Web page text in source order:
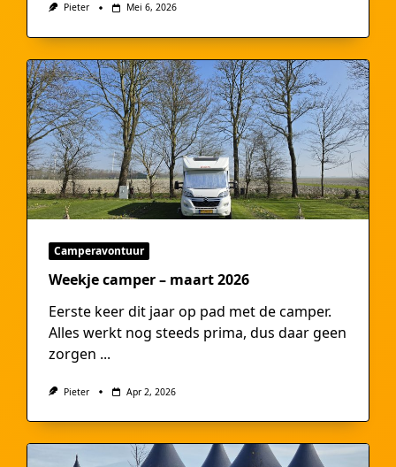
Pieter Mei 6, 2026
Camperavontuur
Weekje camper – maart 2026
Eerste keer dit jaar op pad met de camper.
Alles werkt nog steeds prima, dus daar geen
zorgen ...
Pieter Apr 2, 2026